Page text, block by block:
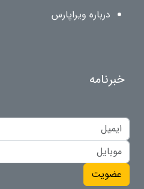
درباره ویراپارس
خبرنامه
عضویت